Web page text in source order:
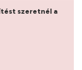
szeretnél a